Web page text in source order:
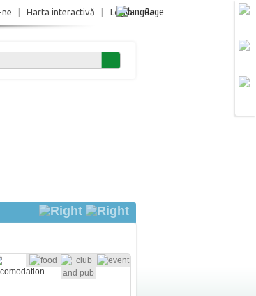
Login Ro
Harta interactivă